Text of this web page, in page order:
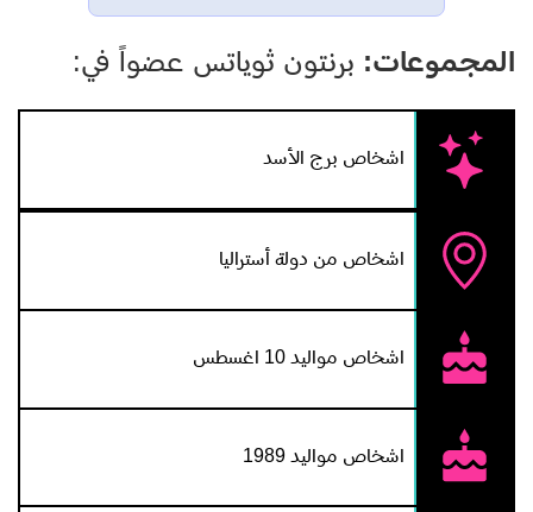
المجموعات: برنتون ثوياتس عضواً في:
اشخاص برج الأسد
اشخاص من دولة أستراليا
اشخاص مواليد 10 اغسطس
اشخاص مواليد 1989